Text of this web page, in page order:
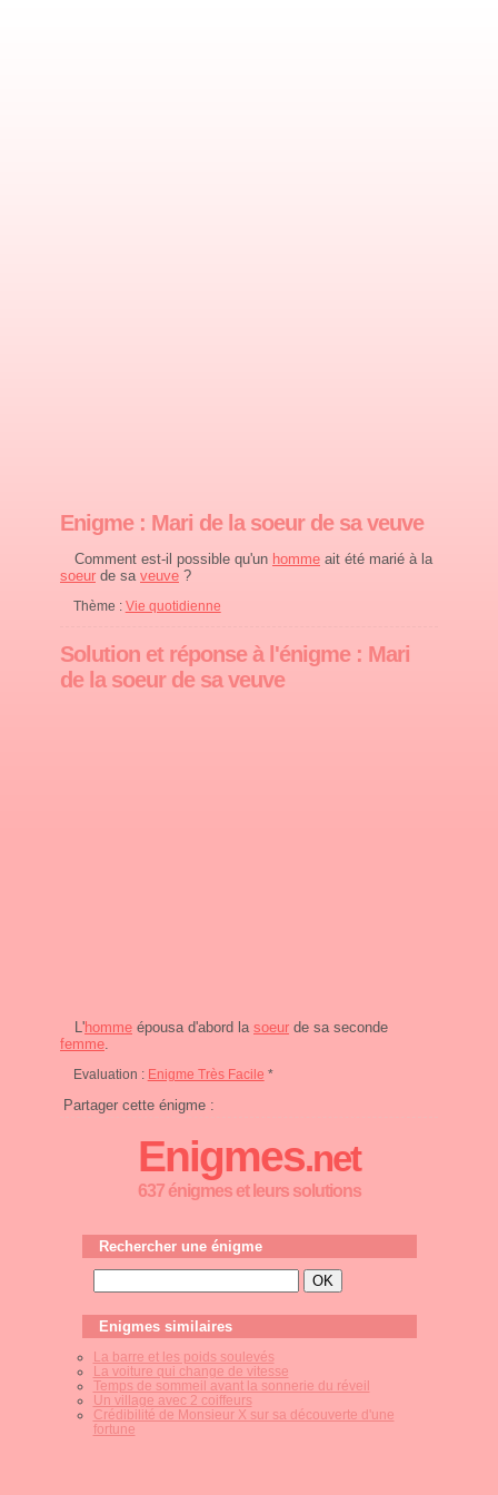
Enigme : Mari de la soeur de sa veuve
Comment est-il possible qu'un homme ait été marié à la
soeur de sa veuve ?
Thème : Vie quotidienne
Solution et réponse à l'énigme : Mari
de la soeur de sa veuve
L'homme épousa d'abord la soeur de sa seconde
femme
Evaluation : Enigme Très Facile *
Partager cette énigme :
Enigmes.net
637 énigmes et leurs solutions
Rechercher une énigme
Enigmes similaires
La barre et les poids soulevés
La voiture qui change de vitesse
Temps de sommeil avant la sonnerie du réveil
Un village avec 2 coiffeurs
Crédibilité de Monsieur X sur sa découverte d'une
fortune